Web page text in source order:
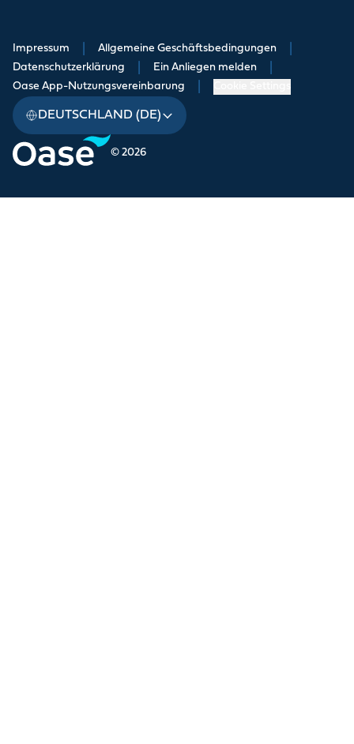
© 2026
Impressum Allgemeine Geschäftsbedingungen
Datenschutzerklärung Ein Anliegen melden
Oase App-Nutzungsvereinbarung
DEUTSCHLAND (DE)